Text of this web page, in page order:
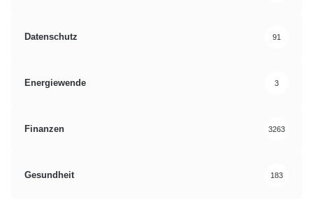
Datenschutz 91
Energiewende 3
Finanzen 3263
Gesundheit 183